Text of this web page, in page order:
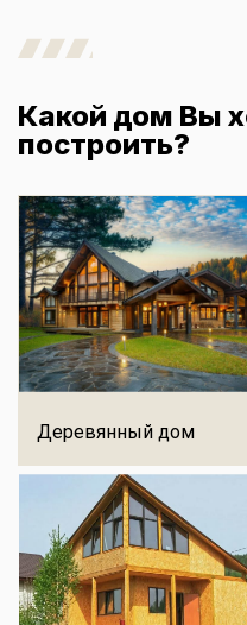
Какой дом Вы
построить?
Деревянный дом